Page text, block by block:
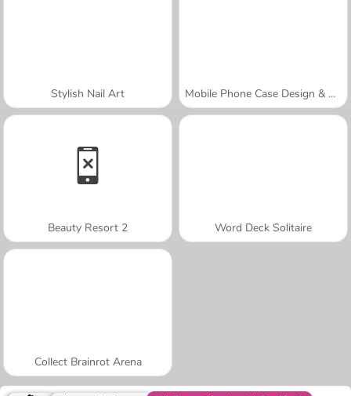
Stylish Nail Art Mobile Phone Case Design & DIY
Beauty Resort 2 Word Deck Solitaire
Collect Brainrot Arena